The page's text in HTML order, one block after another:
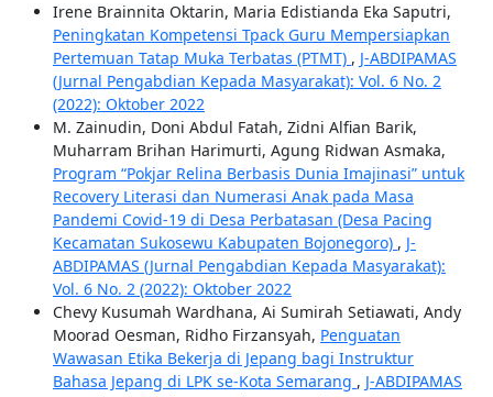
Irene Brainnita Oktarin, Maria Edistianda Eka Saputri,
Peningkatan Kompetensi Tpack Guru Mempersiapkan
Pertemuan Tatap Muka Terbatas (PTMT) , J-ABDIPAMAS
(Jurnal Pengabdian Kepada Masyarakat): Vol. 6 No. 2
(2022): Oktober 2022
M. Zainudin, Doni Abdul Fatah, Zidni Alfian Barik,
Muharram Brihan Harimurti, Agung Ridwan Asmaka,
Program “Pokjar Relina Berbasis Dunia Imajinasi” untuk
Recovery Literasi dan Numerasi Anak pada Masa
Pandemi Covid-19 di Desa Perbatasan (Desa Pacing
Kecamatan Sukosewu Kabupaten Bojonegoro) , J-
ABDIPAMAS (Jurnal Pengabdian Kepada Masyarakat):
Vol. 6 No. 2 (2022): Oktober 2022
Chevy Kusumah Wardhana, Ai Sumirah Setiawati, Andy
Moorad Oesman, Ridho Firzansyah, Penguatan
Wawasan Etika Bekerja di Jepang bagi Instruktur
Bahasa Jepang di LPK se-Kota Semarang , J-ABDIPAMAS